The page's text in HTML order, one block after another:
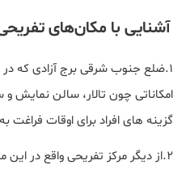
آشنایی با مکان‌های
۱.ضلع جنوب شرقی برج آزادی که در
امکاناتی چون تالار، سالن نمایش
گزینه های افراد برای اوقات فراغت
۲.از دیگر مرکز تفریحی واقع در